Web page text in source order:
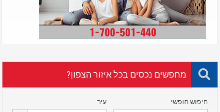
מחפשים נכסים בכל איזור הצפון?
חיפוש חופשי עיר